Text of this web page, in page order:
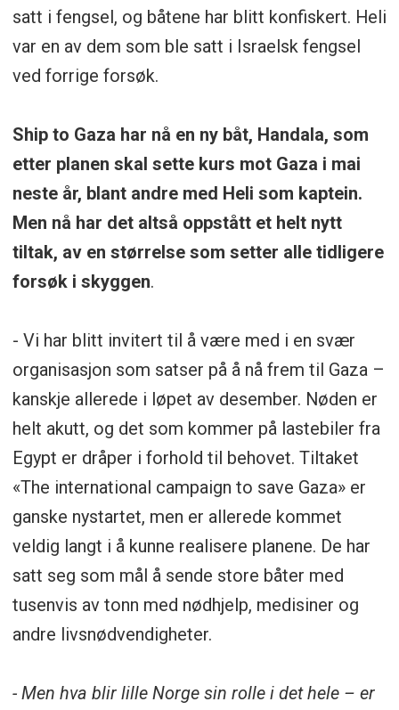
satt i fengsel, og båtene har blitt konfiskert. Heli
var en av dem som ble satt i Israelsk fengsel
ved forrige forsøk.
Ship to Gaza har nå en ny båt, Handala, som
etter planen skal sette kurs mot Gaza i mai
neste år, blant andre med Heli som kaptein.
Men nå har det altså oppstått et helt nytt
tiltak, av en størrelse som setter alle tidligere
forsøk i skyggen.
- Vi har blitt invitert til å være med i en svær
organisasjon som satser på å nå frem til Gaza –
kanskje allerede i løpet av desember. Nøden er
helt akutt, og det som kommer på lastebiler fra
Egypt er dråper i forhold til behovet. Tiltaket
«The international campaign to save Gaza» er
ganske nystartet, men er allerede kommet
veldig langt i å kunne realisere planene. De har
satt seg som mål å sende store båter med
tusenvis av tonn med nødhjelp, medisiner og
andre livsnødvendigheter.
- Men hva blir lille Norge sin rolle i det hele – er